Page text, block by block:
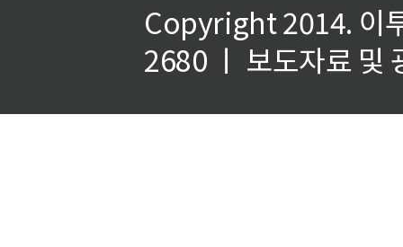
Copyright 2014. 이
2680 ㅣ 보도자료